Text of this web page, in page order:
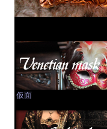
仮面